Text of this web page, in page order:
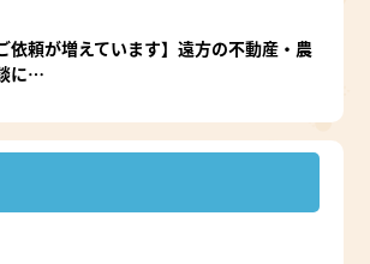
依頼が増えています】遠方の不動産・農
に…